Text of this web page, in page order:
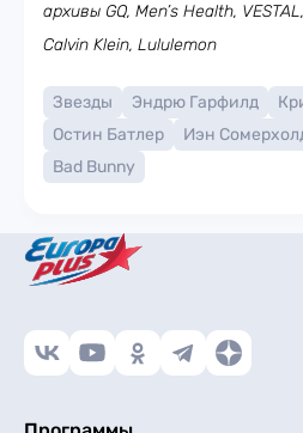
архивы GQ, Men’s Health,
Calvin Klein, Lululemon
Звезды Эндрю Гарфилд
Остин Батлер
Иэн
Bad Bunny